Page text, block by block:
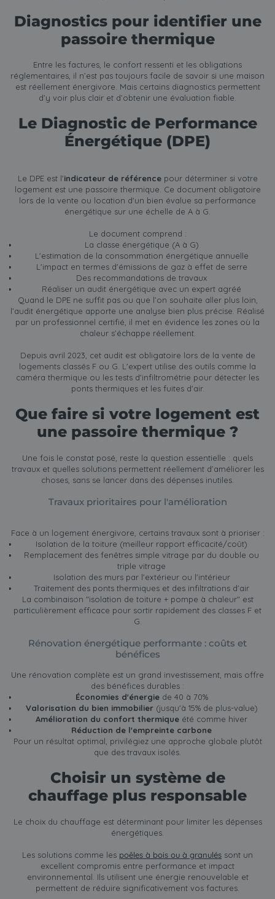
Diagnostics pour identifier une
passoire thermique
Entre les factures, le confort ressenti et les obligations
réglementaires, il n’est pas toujours facile de savoir si une maison
est réellement énergivore. Mais certains diagnostics permettent
d’y voir plus clair et d’obtenir une évaluation fiable.
Le Diagnostic de Performance
Énergétique (DPE)
Le DPE est l'indicateur de référencepour déterminer si votre
logement est une passoire thermique. Ce document obligatoire
lors de la vente ou location d'un bien évalue sa performance
énergétique sur une échelle de A à G.
Le document comprend :
La classe énergétique (A à G)
L'estimation de la consommation énergétique annuelle
L'impact en termes d'émissions de gaz à effet de serre
Des recommandations de travaux
Réaliser un audit énergétique avec un expert agréé
Quand le DPE ne suffit pas ou que l’on souhaite aller plus loin,
l’audit énergétique apporte une analyse bien plus précise. Réalisé
par un professionnel certifié, il met en évidence les zones où la
chaleur s’échappe réellement.
Depuis avril 2023, cet audit est obligatoire lors de la vente de
logements classés F ou G. L'expert utilise des outils comme la
caméra thermique ou les tests d'infiltrométrie pour détecter les
ponts thermiques et les fuites d'air.
Que faire si votre logement est
une passoire thermique ?
Une fois le constat posé, reste la question essentielle : quels
travaux et quelles solutions permettent réellement d’améliorer les
choses, sans se lancer dans des dépenses inutiles.
Travaux prioritaires pour l'amélioration
Face à un logement énergivore, certains travaux sont à prioriser :
Isolation de la toiture (meilleur rapport efficacité/coût)
Remplacement des fenêtres simple vitrage par du double ou
triple vitrage
Isolation des murs par l'extérieur ou l'intérieur
Traitement des ponts thermiques et des infiltrations d'air
La combinaison "isolation de toiture + pompe à chaleur" est
particulièrement efficace pour sortir rapidement des classes F et
G.
Rénovation énergétique performante : coûts et
bénéfices
Une rénovation complète est un grand investissement, mais offre
des bénéfices durables :
Économies d'énergiede 40 à 70%
Valorisation du bien immobilier(jusqu'à 15% de plus-value)
Amélioration du confort thermique été comme hiver
Réduction de l'empreinte carbone
Pour un résultat optimal, privilégiez une approche globale plutôt
que des travaux isolés.
Choisir un système de
chauffage plus responsable
Le choix du chauffage est déterminant pour limiter les dépenses
énergétiques.
Les solutions comme les poêles à bois ou à granulés sont un
excellent compromis entre performance et impact
environnemental. Ils utilisent une énergie renouvelable et
permettent de réduire significativement vos factures.